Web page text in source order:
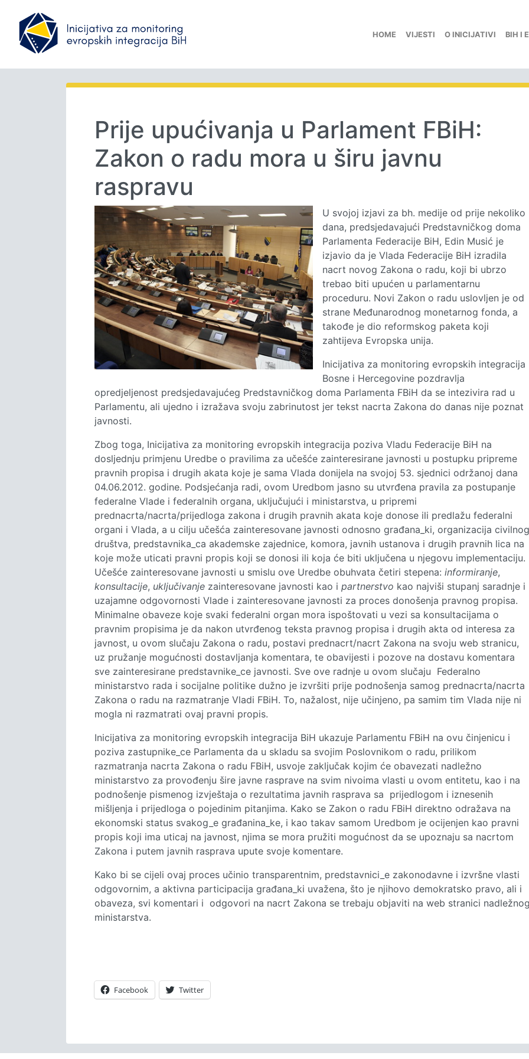
HOME VIJESTI O INICIJATIVI BIH I
Prije upućivanja u Parlament FBiH:
Zakon o radu mora u širu javnu
raspravu
U svojoj izjavi za bh. medije od prije nekoliko
dana, predsjedavajući Predstavničkog doma
Parlamenta Federacije BiH, Edin Musić je
izjavio da je Vlada Federacije BiH izradila
nacrt novog Zakona o radu, koji bi ubrzo
trebao biti upućen u parlamentarnu
proceduru. Novi Zakon o radu uslovljen je od
strane Međunarodnog monetarnog fonda, a
takođe je dio reformskog paketa koji
zahtijeva Evropska unija.
Inicijativa za monitoring evropskih integracija
Bosne i Hercegovine pozdravlja
opredjeljenost predsjedavajućeg Predstavničkog doma Parlamenta FBiH da se intezivira rad u
Parlamentu, ali ujedno i izražava svoju zabrinutost jer tekst nacrta Zakona do danas nije poznat
javnosti.
Zbog toga, Inicijativa za monitoring evropskih integracija poziva Vladu Federacije BiH na
dosljednju primjenu Uredbe o pravilima za učešće zainteresirane javnosti u postupku pripreme
pravnih propisa i drugih akata koje je sama Vlada donijela na svojoj 53. sjednici održanoj dana
04.06.2012. godine. Podsjećanja radi, ovom Uredbom jasno su utvrđena pravila za postupanje
federalne Vlade i federalnih organa, uključujući i ministarstva, u pripremi
prednacrta/nacrta/prijedloga zakona i drugih pravnih akata koje donose ili predlažu federalni
organi i Vlada, a u cilju učešća zainteresovane javnosti odnosno građana_ki, organizacija civilnog
društva, predstavnika_ca akademske zajednice, komora, javnih ustanova i drugih pravnih lica na
koje može uticati pravni propis koji se donosi ili koja će biti uključena u njegovu implementaciju.
Učešće zainteresovane javnosti u smislu ove Uredbe obuhvata četiri stepena: informiranje,
konsultacije, uključivanje zainteresovane javnosti kao i partnerstvo kao najviši stupanj saradnje i
uzajamne odgovornosti Vlade i zainteresovane javnosti za proces donošenja pravnog propisa.
Minimalne obaveze koje svaki federalni organ mora ispoštovati u vezi sa konsultacijama o
pravnim propisima je da nakon utvrđenog teksta pravnog propisa i drugih akta od interesa za
javnost, u ovom slučaju Zakona o radu, postavi prednacrt/nacrt Zakona na svoju web stranicu,
uz pružanje mogućnosti dostavljanja komentara, te obavijesti i pozove na dostavu komentara
sve zainteresirane predstavnike_ce javnosti. Sve ove radnje u ovom slučaju Federalno
ministarstvo rada i socijalne politike dužno je izvršiti prije podnošenja samog prednacrta/nacrta
Zakona o radu na razmatranje Vladi FBiH. To, nažalost, nije učinjeno, pa samim tim Vlada nije ni
mogla ni razmatrati ovaj pravni propis.
Inicijativa za monitoring evropskih integracija BiH ukazuje Parlamentu FBiH na ovu činjenicu i
poziva zastupnike_ce Parlamenta da u skladu sa svojim Poslovnikom o radu, prilikom
razmatranja nacrta Zakona o radu FBiH, usvoje zaključak kojim će obavezati nadležno
ministarstvo za provođenju šire javne rasprave na svim nivoima vlasti u ovom entitetu, kao i na
podnošenje pismenog izvještaja o rezultatima javnih rasprava sa prijedlogom i iznesenih
mišljenja i prijedloga o pojedinim pitanjima. Kako se Zakon o radu FBiH direktno odražava na
ekonomski status svakog_e građanina_ke, i kao takav samom Uredbom je ocijenjen kao pravni
propis koji ima uticaj na javnost, njima se mora pružiti mogućnost da se upoznaju sa nacrtom
Zakona i putem javnih rasprava upute svoje komentare.
Kako bi se cijeli ovaj proces učinio transparentnim, predstavnici_e zakonodavne i izvršne vlasti
odgovornim, a aktivna participacija građana_ki uvažena, što je njihovo demokratsko pravo, ali i
obaveza, svi komentari i odgovori na nacrt Zakona se trebaju objaviti na web stranici
ministarstva.
Facebook Twitter